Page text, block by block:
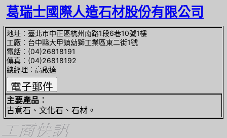
葛瑞士國際人造石材股份有限公司
地址︰臺北巿中正區杭州南路1段6巷10號1樓
工廠︰台中縣大甲鎮幼獅工業區東二街1號
電話︰(04)26818191
傳真︰(04)26818192
總經理︰高啟達
主要產品︰
古意石、文化石、石材。